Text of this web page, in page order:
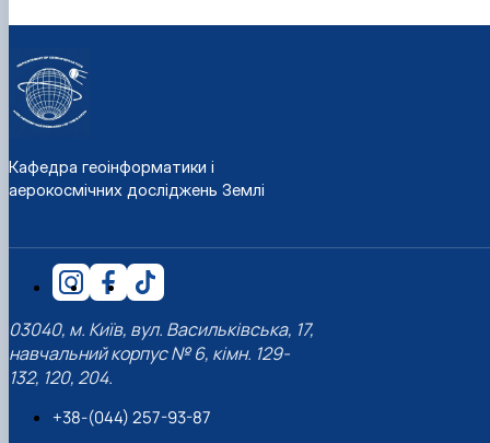
Кафедра геоінформатики і
аерокосмічних досліджень Землі
03040, м. Київ, вул. Васильківська, 17,
навчальний корпус № 6, кімн. 129-
132, 120, 204.
+38-(044) 257-93-87